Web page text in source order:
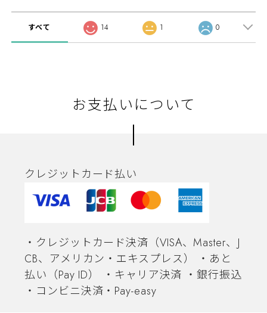
すべて 14 1 0
お支払いについて
クレジットカード払い
・クレジットカード決済（VISA、Master、J
CB、アメリカン・エキスプレス） ・あと
払い（Pay ID） ・キャリア決済 ・銀行振込
・コンビニ決済・Pay-easy